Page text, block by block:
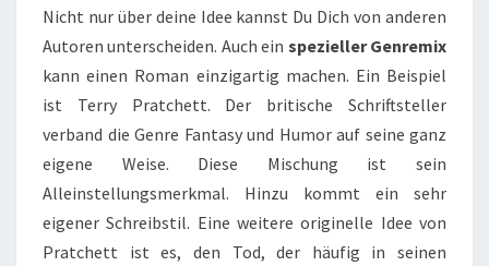
Nicht nur über deine Idee kannst Du Dich von anderen
Autoren unterscheiden. Auch ein spezieller Genremix
kann einen Roman einzigartig machen. Ein Beispiel
ist Terry Pratchett. Der britische Schriftsteller
verband die Genre Fantasy und Humor auf seine ganz
eigene Weise. Diese Mischung ist sein
Alleinstellungsmerkmal. Hinzu kommt ein sehr
eigener Schreibstil. Eine weitere originelle Idee von
Pratchett ist es, den Tod, der häufig in seinen